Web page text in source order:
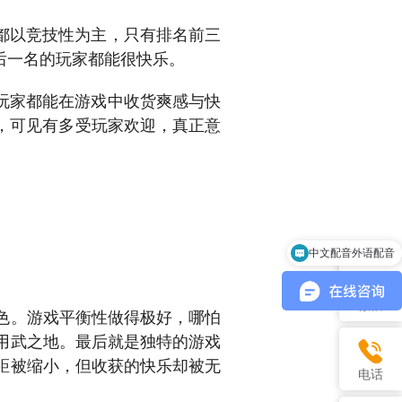
以竞技性为主，只有排名前三
名的玩家都能很快乐。
家都能在游戏中收货爽感与快
可见有多受玩家欢迎，真正意
。游戏平衡性做得极好，哪怕
武之地。最后就是独特的游戏
被缩小，但收获的快乐却被无
电话
游戏音乐制作
中文配音外语配音